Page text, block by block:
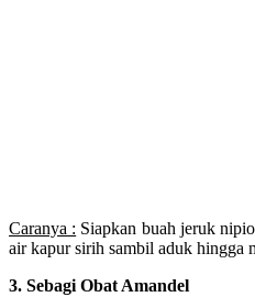
Caranya : Siapkan buah jeruk
air kapur sirih sambil aduk hingga
3. Sebagi Obat Amandel